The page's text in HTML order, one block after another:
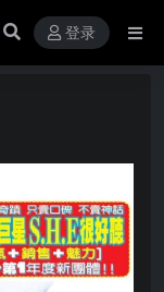
登录